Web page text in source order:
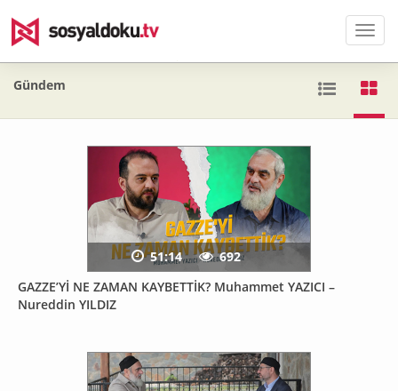
Menü
Gündem
GAZZE’Yİ NE ZAMAN KAYBETTİK? Muhammet YAZICI –
Nureddin YILDIZ
51:14 692